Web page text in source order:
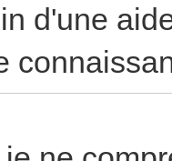
d'une